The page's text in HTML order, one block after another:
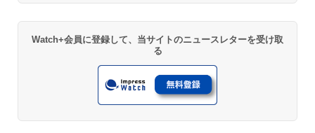
Watch+会員に登録して、当サイトのニュースレターを受け取
る